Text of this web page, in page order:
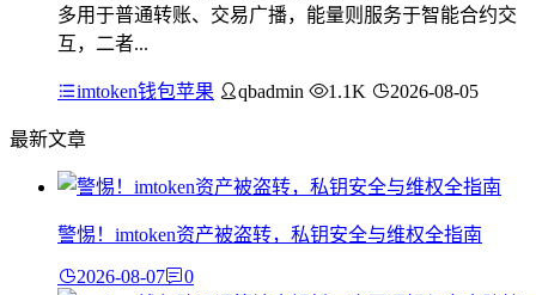
多用于普通转账、交易广播，能量则服务于智能合约交
互，二者...
imtoken钱包苹果 qbadmin 1.1K 2026-08-05
最新文章
警惕！imtoken资产被盗转，私钥安全与维权全指南
2026-08-07 0